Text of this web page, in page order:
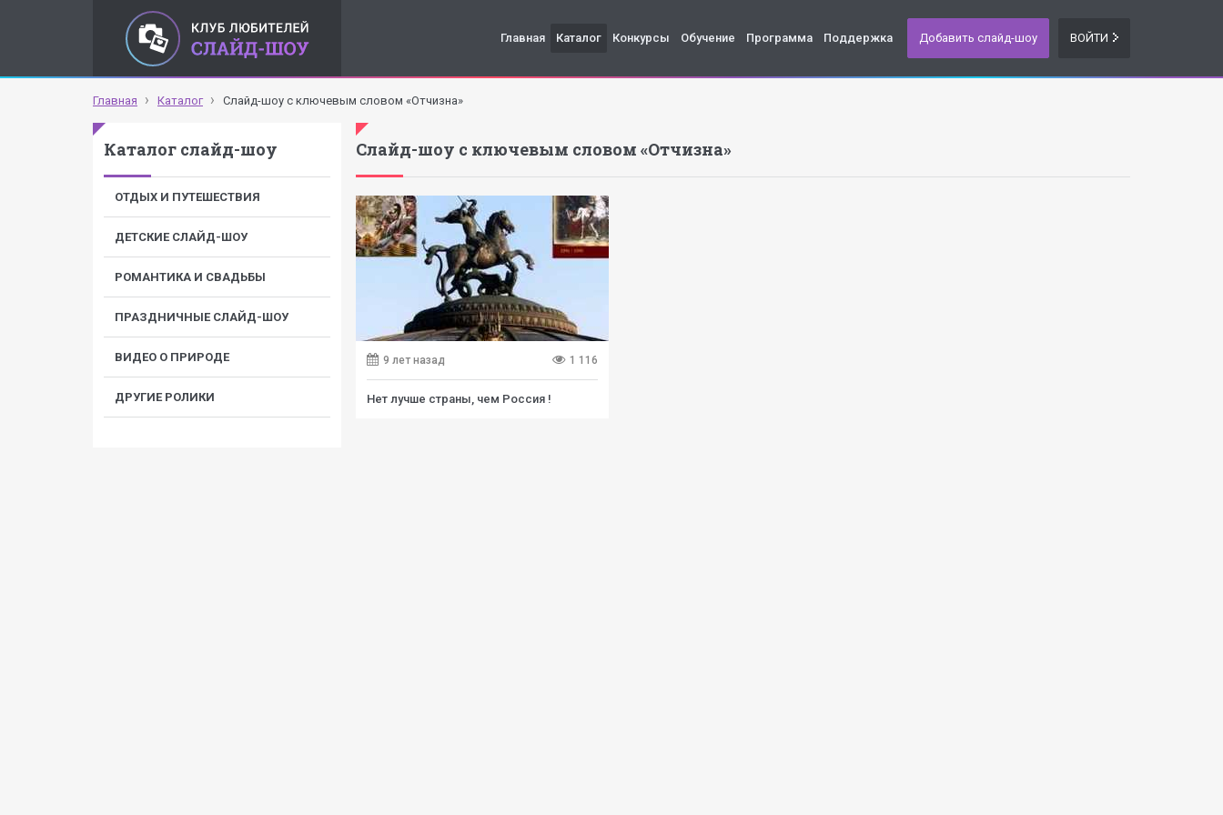
Главная Каталог Конкурсы Обучение Программа Поддержка Добавить слайд-шоу ВОЙТИ
Главная Каталог Слайд-шоу с ключевым словом «Отчизна»
Каталог слайд-шоу
ОТДЫХ И ПУТЕШЕСТВИЯ
ДЕТСКИЕ СЛАЙД-ШОУ
РОМАНТИКА И СВАДЬБЫ
ПРАЗДНИЧНЫЕ СЛАЙД-ШОУ
ВИДЕО О ПРИРОДЕ
ДРУГИЕ РОЛИКИ
Слайд-шоу с ключевым словом «Отчизна»
9 лет назад 1 116
Нет лучше страны, чем Россия !